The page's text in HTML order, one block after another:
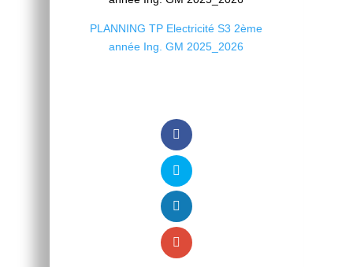
PLANNING TP Electricité S3 2ème
année Ing. GM 2025_2026